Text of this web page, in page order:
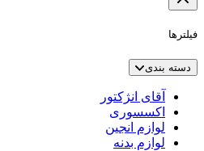
فیلترها
دسته بندی
آقای انژکتور
اکسسوری
لوازم انجین
لوازم بدنه